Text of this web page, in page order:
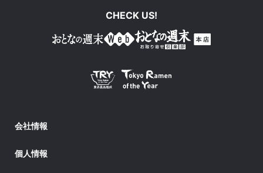
CHECK US!
会社情報
個人情報